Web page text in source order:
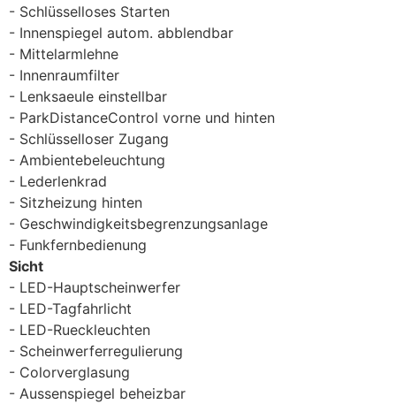
Schlüsselloses Starten
Innenspiegel autom. abblendbar
Mittelarmlehne
Innenraumfilter
Lenksaeule einstellbar
ParkDistanceControl vorne und hinten
Schlüsselloser Zugang
Ambientebeleuchtung
Lederlenkrad
Sitzheizung hinten
Geschwindigkeitsbegrenzungsanlage
Funkfernbedienung
Sicht
LED-Hauptscheinwerfer
LED-Tagfahrlicht
LED-Rueckleuchten
Scheinwerferregulierung
Colorverglasung
Aussenspiegel beheizbar